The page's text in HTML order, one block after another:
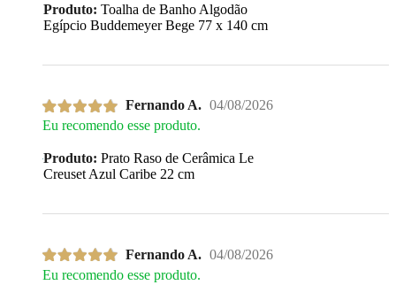
Produto: Toalha de Banho Algodão
Egípcio Buddemeyer Bege 77 x 140 cm
Fernando A. 04/08/2026
Eu recomendo esse produto.
Produto: Prato Raso de Cerâmica Le
Creuset Azul Caribe 22 cm
Fernando A. 04/08/2026
Eu recomendo esse produto.